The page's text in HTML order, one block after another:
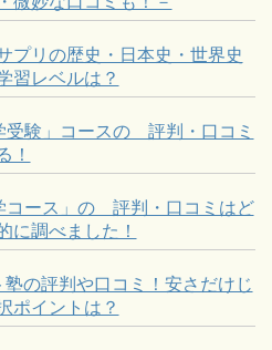
プリの歴史・日本史・世界史
習レベルは？
受験」コースの 評判・口コミ
！
コース」の 評判・口コミはど
に調べました！
塾の評判や口コミ！安さだけじ
ポイントは？